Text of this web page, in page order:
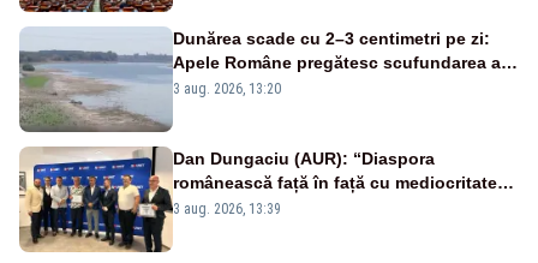
Dunărea scade cu 2–3 centimetri pe zi:
Apele Române pregătesc scufundarea a
patru barje pentru a asigura răcirea
3 aug. 2026, 13:20
Dan Dungaciu (AUR): “Diaspora
românească față în față cu mediocritatea
statului român”
3 aug. 2026, 13:39